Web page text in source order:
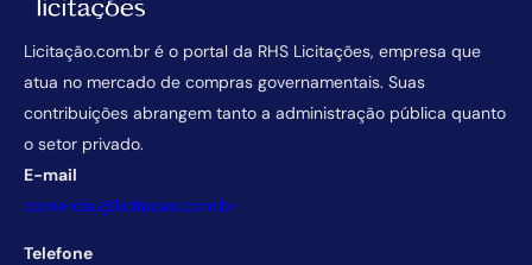
Licitação.com.br é o portal da RHS Licitações, empresa que
atua no mercado de compras governamentais. Suas
contribuições abrangem tanto a administração pública quanto
o setor privado.
E-mail
comercial@licitacao.com.br
Telefone